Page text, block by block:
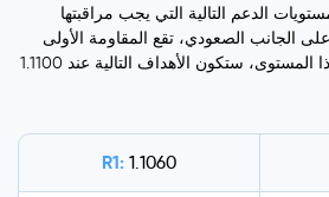
الدعم التالية التي يجب مراقبتها
1.1000 و 1.0950. وعلى الجانب الصعودي، تقع المقاومة الأولى
عند 1.1060؛ وإذا تم تجاوز هذا المستوى، ستكون الأهداف التالية عند 1.1100
R1: 1.1060